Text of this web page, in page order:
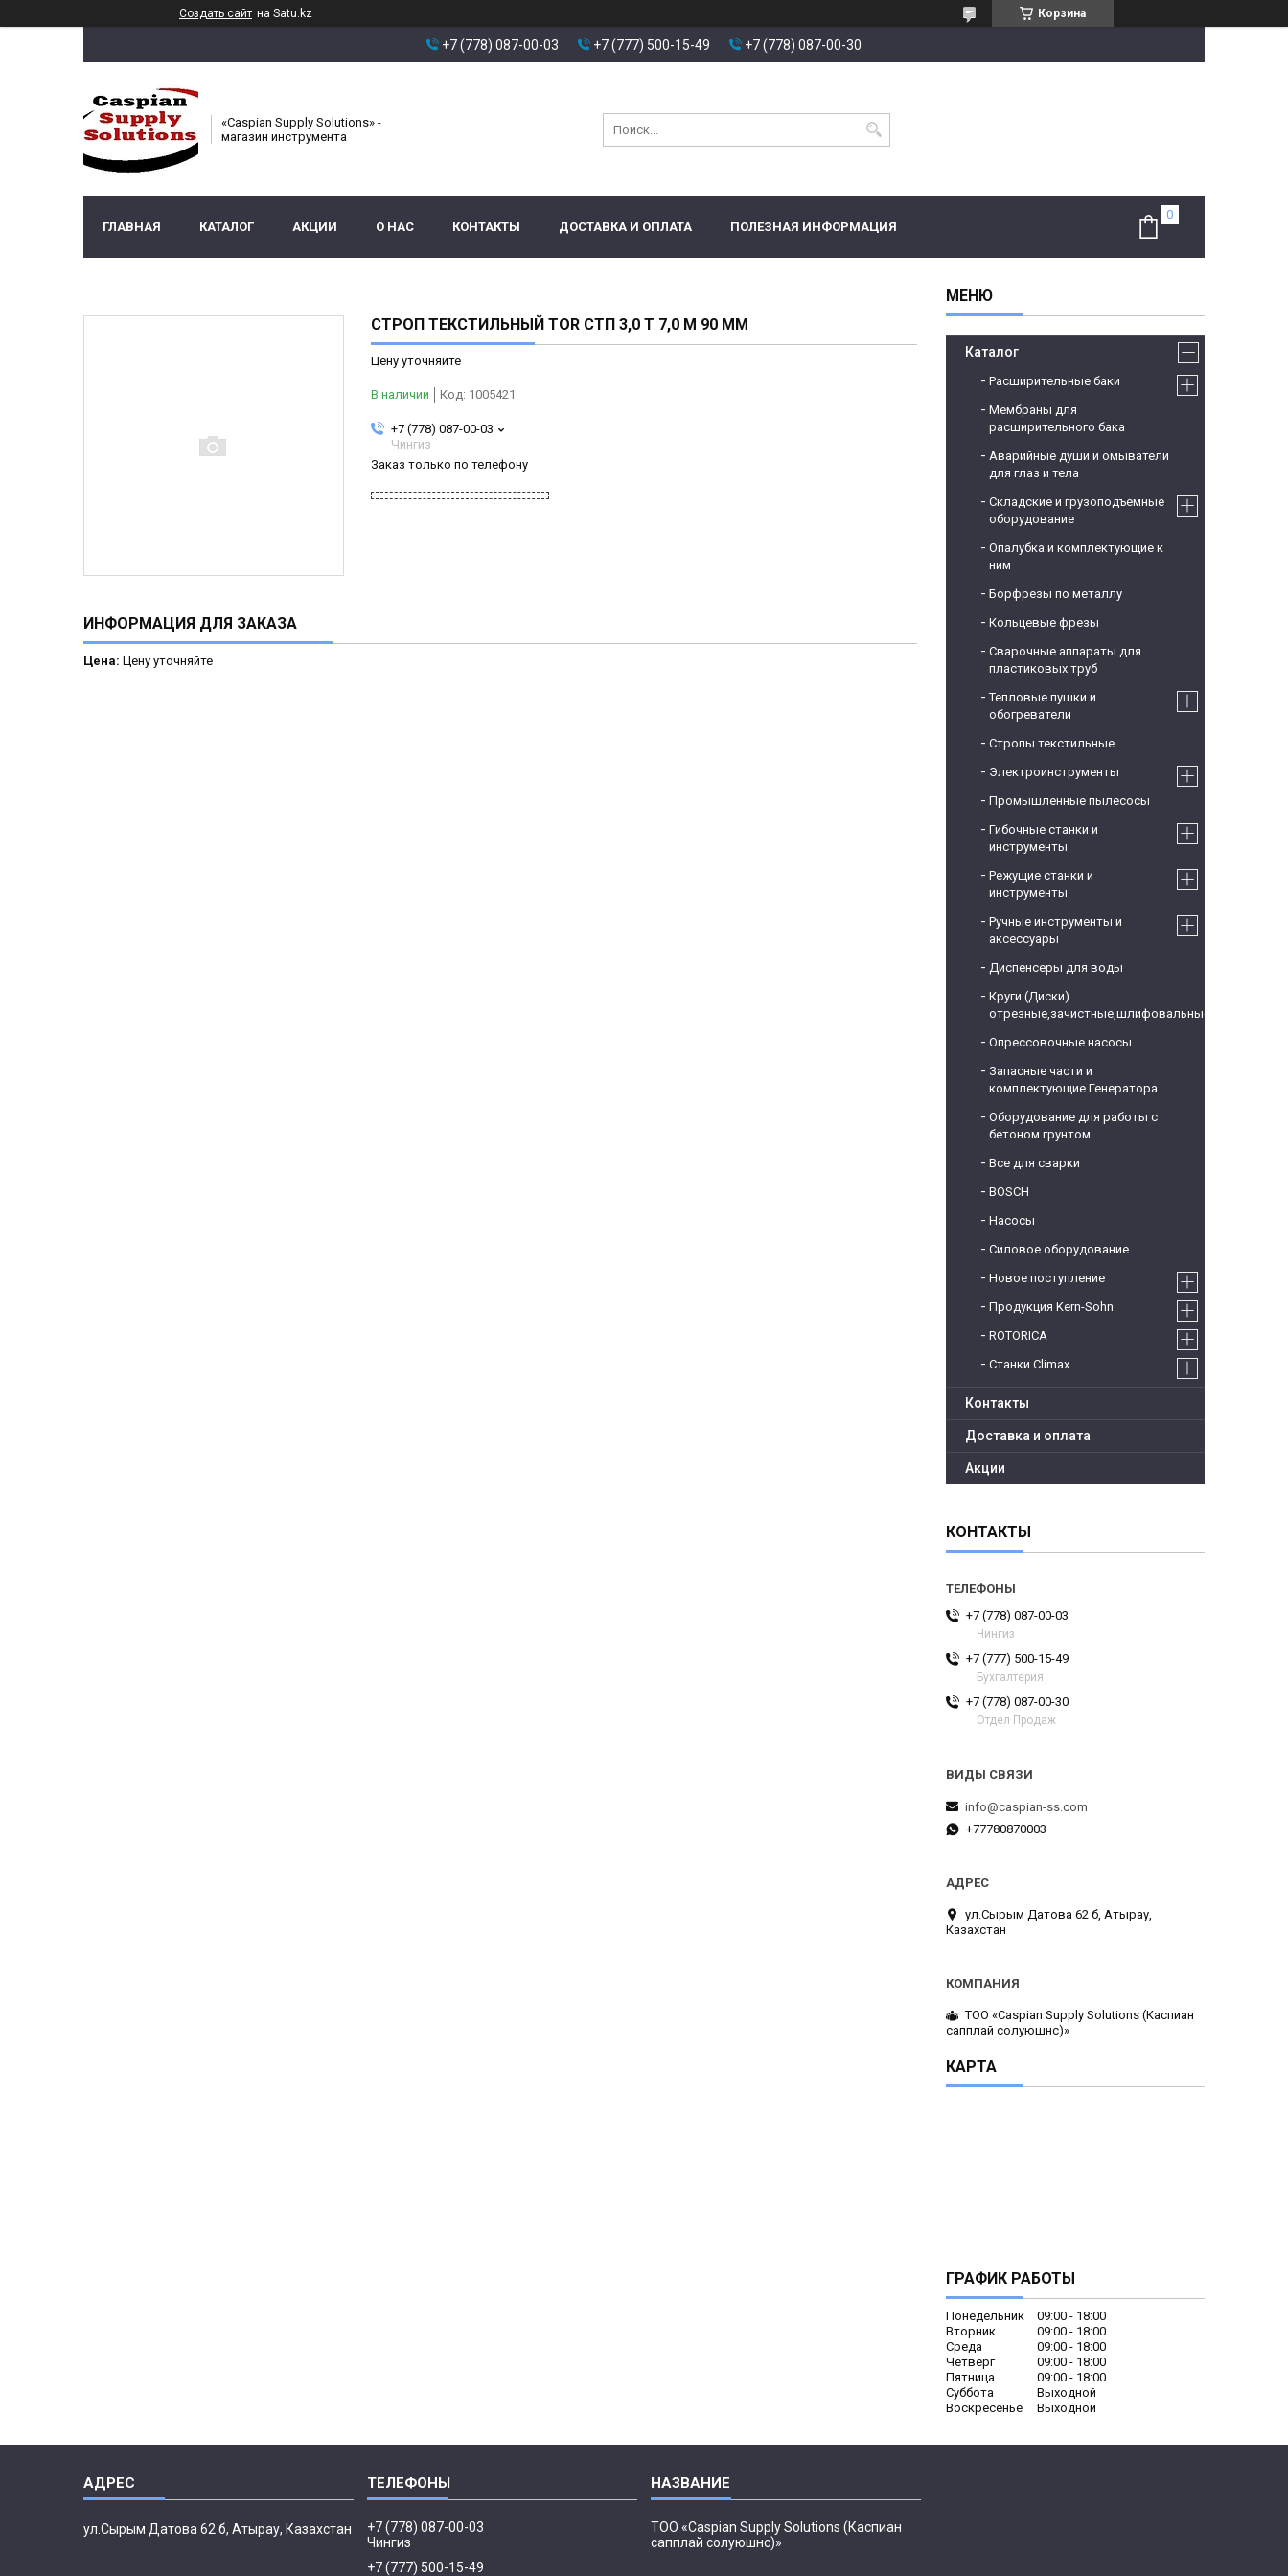
Создать сайт на Satu.kz Корзина
+7 (778) 087-00-03 +7 (777) 500-15-49 +7 (778) 087-00-30
«Caspian Supply Solutions» -
магазин инструмента
ГЛАВНАЯ КАТАЛОГ АКЦИИ О НАС КОНТАКТЫ ДОСТАВКА И ОПЛАТА ПОЛЕЗНАЯ ИНФОРМАЦИЯ
СТРОП ТЕКСТИЛЬНЫЙ TOR СТП 3,0 Т 7,0 М 90 ММ
Цену уточняйте
В наличии Код: 1005421
+7 (778) 087-00-03
Чингиз
Заказ только по телефону
ИНФОРМАЦИЯ ДЛЯ ЗАКАЗА
Цена: Цену уточняйте
Каталог
Расширительные баки
Мембраны для
расширительного бака
Аварийные души и омыватели
для глаз и тела
Складские и грузоподъемные
оборудование
Опалубка и комплектующие к
ним
Борфрезы по металлу
Кольцевые фрезы
Сварочные аппараты для
пластиковых труб
Тепловые пушки и
обогреватели
Стропы текстильные
Электроинструменты
Промышленные пылесосы
Гибочные станки и
инструменты
Режущие станки и
инструменты
Ручные инструменты и
аксессуары
Диспенсеры для воды
Круги (Диски)
отрезные,зачистные,шлифовальные
Опрессовочные насосы
Запасные части и
комплектующие Генератора
Оборудование для работы с
бетоном грунтом
Все для сварки
BOSCH
Насосы
Силовое оборудование
Новое поступление
Продукция Kern-Sohn
ROTORICA
Станки Climax
Контакты
Доставка и оплата
Акции
КОНТАКТЫ
+7 (778) 087-00-03
Чингиз
+7 (777) 500-15-49
Бухгалтерия
+7 (778) 087-00-30
Отдел Продаж
info@caspian-ss.com
+77780870003
ул.Сырым Датова 62 б, Атырау,
Казахстан
ТОО «Caspian Supply Solutions (Каспиан
сапплай солуюшнс)»
КАРТА
ГРАФИК РАБОТЫ
Понедельник 09:00
18:00
Вторник
09:00
18:00
Среда
09:00
18:00
Четверг
09:00
18:00
Пятница
09:00
18:00
Суббота
Выходной
Воскресенье
Выходной
ул.Сырым Датова 62 б, Атырау, Казахстан
+7 (778) 087-00-03
Чингиз
+7 (777) 500-15-49
ТОО «Caspian Supply Solutions (Каспиан
сапплай солуюшнс)»